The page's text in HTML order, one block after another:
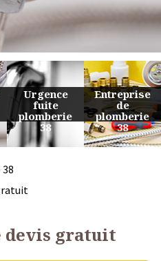
Travaux
de
plomberie
38
Devis
plomberie
38
devis gratuit